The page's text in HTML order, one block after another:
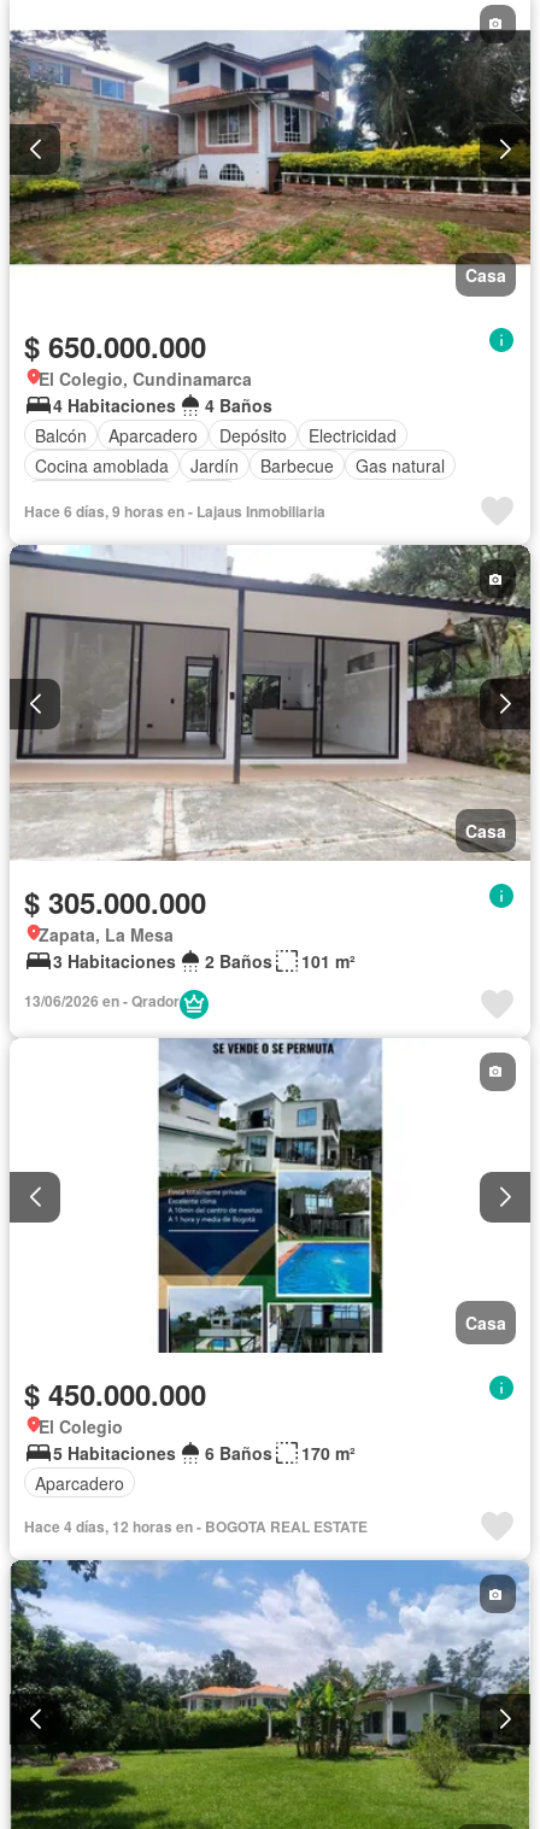
Casa
$ 650.000.000
El Colegio, Cundinamarca
4 Habitaciones
4 Baños
Balcón
Aparcadero Depósito
Electricidad
Cocina amoblada
Jardín Barbecue
Gas natural
Hace 6 días, 9 horas en - Lajaus Inmobiliaria
Casa
$ 305.000.000
Zapata, La Mesa
3 Habitaciones
2 Baños 101 m²
13/06/2026 en - Qrador
Casa
$ 450.000.000
El Colegio
5 Habitaciones
6 Baños
170 m²
Aparcadero
Hace 4 días, 12 horas en - BOGOTA REAL ESTATE